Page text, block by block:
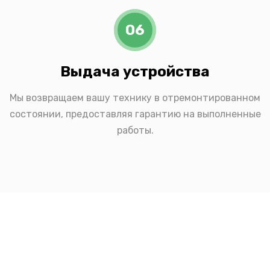
06
Выдача устройства
Мы возвращаем вашу технику в отремонтированном
состоянии, предоставляя гарантию на выполненные
работы.